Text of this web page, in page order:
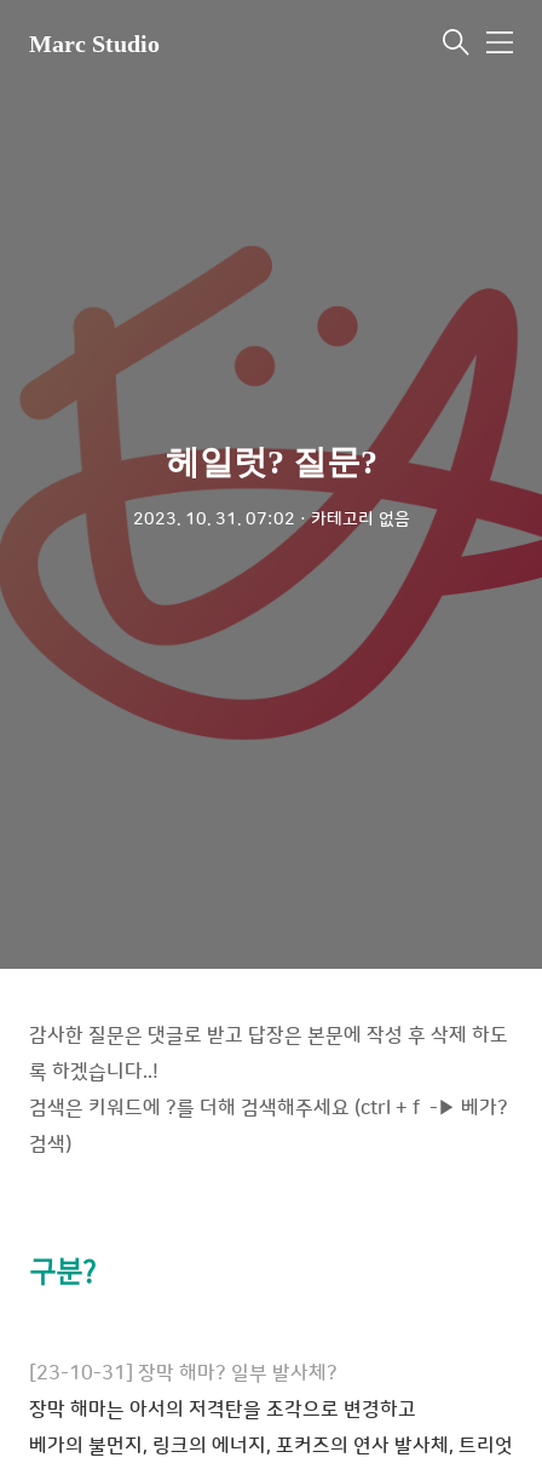
Marc Studio
메
헤일럿? 질문?
2023. 10. 31. 07:02 ㆍ카테고리 없음
감사한 질문은 댓글로 받고 답장은 본문에 작성 후 삭제 하도
록 하겠습니다..!
검색은 키워드에 ?를 더해 검색해주세요 (ctrl + f -▶ 베가?
검색)
구분?
[23-10-31] 장막 해마? 일부 발사체?
장막 해마는 아서의 저격탄을 조각으로 변경하고
베가의 불먼지, 링크의 에너지, 포커즈의 연사 발사체, 트리엇